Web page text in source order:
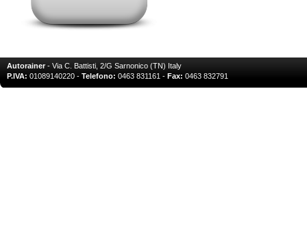
Autorainer- Via C. Battisti, 2/G Sarnonico (TN) Italy
P.IVA: 01089140220 - Telefono: 0463 831161 - Fax: 0463 832791